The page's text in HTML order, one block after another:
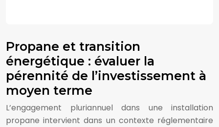
Propane et transition
énergétique : évaluer la
pérennité de l’investissement à
moyen terme
L’engagement pluriannuel dans une installation
propane intervient dans un contexte réglementaire